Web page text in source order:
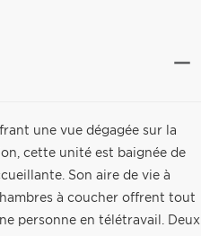
une vue dégagée sur la
cette unité est baignée de
Son aire de vie à
à coucher offrent tout
personne en télétravail. Deux